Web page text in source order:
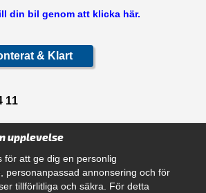
din bil genom att klicka här.
& Klart
11
upplevelse
för att ge dig en personlig
personanpassad annonsering och för
tillförlitliga och säkra. För detta